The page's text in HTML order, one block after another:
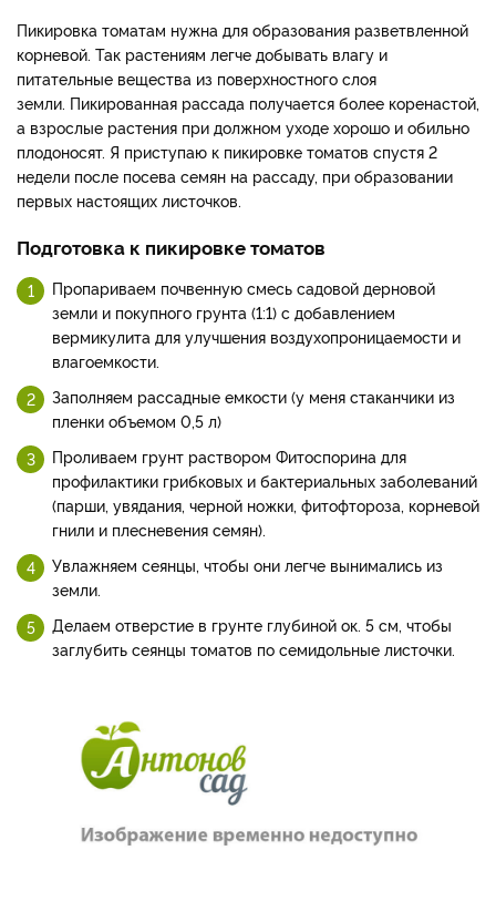
Пикировка томатам нужна для образования разветвленной
корневой. Так растениям легче добывать влагу и
питательные вещества из поверхностного слоя
земли. Пикированная рассада получается более коренастой,
а взрослые растения при должном уходе хорошо и обильно
плодоносят. Я приступаю к пикировке томатов спустя 2
недели после посева семян на рассаду, при образовании
первых настоящих листочков.
Подготовка к пикировке томатов
Пропариваем почвенную смесь садовой дерновой
земли и покупного грунта (1:1) с добавлением
вермикулита для улучшения воздухопроницаемости и
влагоемкости.
Заполняем рассадные емкости (у меня стаканчики из
пленки объемом 0,5 л)
Проливаем грунт раствором Фитоспорина для
профилактики грибковых и бактериальных заболеваний
(парши, увядания, черной ножки, фитофтороза, корневой
гнили и плесневения семян).
Увлажняем сеянцы, чтобы они легче вынимались из
земли.
Делаем отверстие в грунте глубиной ок. 5 см, чтобы
заглубить сеянцы томатов по семидольные листочки.